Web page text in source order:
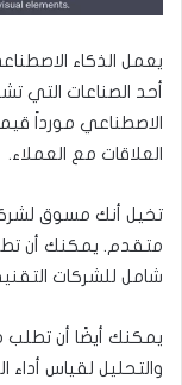
يعمل الذكاء
أحد الصناعات التي
الاصطناعي مورداً
العلاقات مع العملاء.
تخيل أنك مسوق
شامل للشركات
والتحليل لقياس